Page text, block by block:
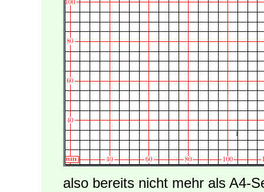
also bereits nicht mehr als A4-